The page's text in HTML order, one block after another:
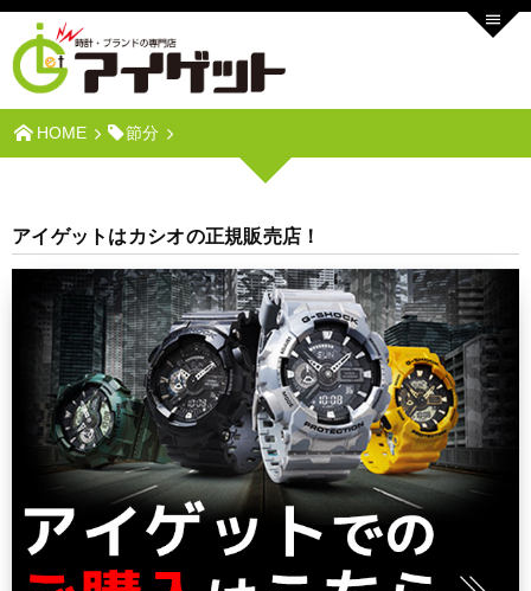
HOME 節分
アイゲットはカシオの正規販売店！